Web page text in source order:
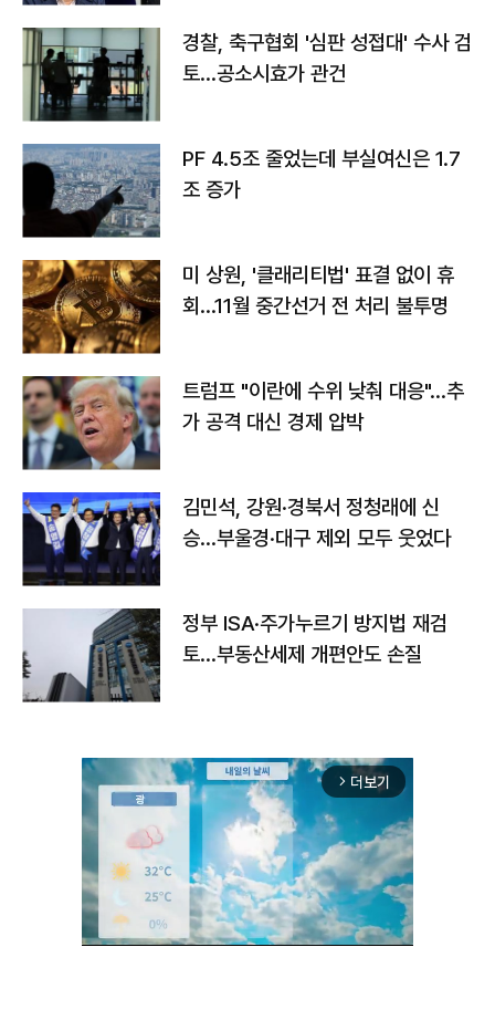
경찰, 축구협회 '심판 성접대' 수사 검
토…공소시효가 관건
PF 4.5조 줄었는데 부실여신은 1.7
조 증가
미 상원, '클래리티법' 표결 없이 휴
회…11월 중간선거 전 처리 불투명
트럼프 "이란에 수위 낮춰 대응"…추
가 공격 대신 경제 압박
김민석, 강원·경북서 정청래에 신
승…부울경·대구 제외 모두 웃었다
정부 ISA·주가누르기 방지법 재검
토…부동산세제 개편안도 손질
arrow_forward_ios 더보기